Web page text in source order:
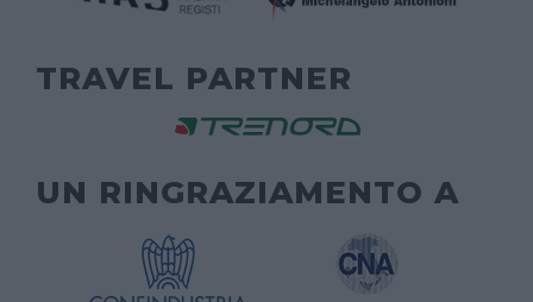
TRAVEL PARTNER
UN RINGRAZIAMENTO A